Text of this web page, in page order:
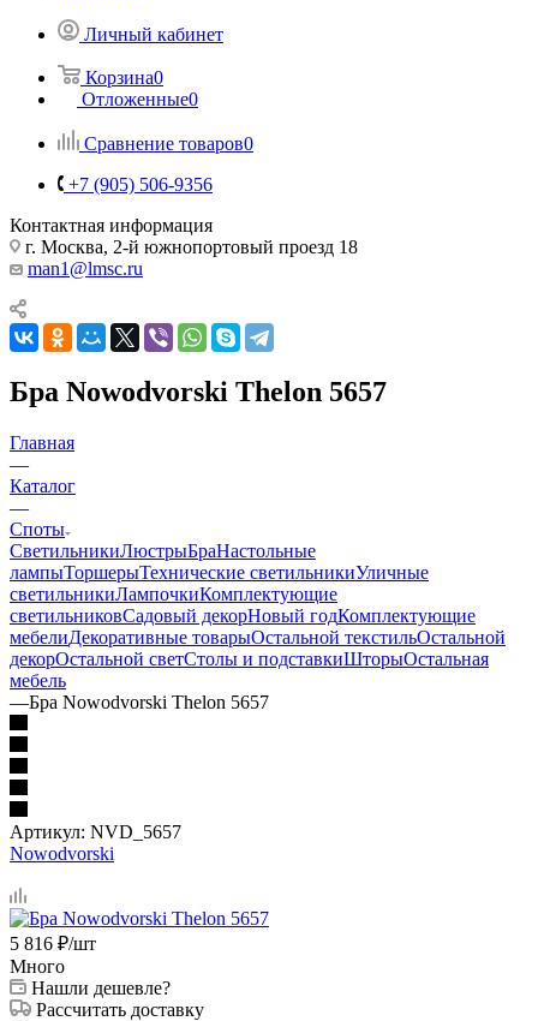
Личный кабинет
Корзина0
Отложенные0
Сравнение товаров0
+7 (905) 506-9356
Контактная информация
г. Москва, 2-й южнопортовый проезд 18
man1@lmsc.ru
Бра Nowodvorski Thelon 5657
Главная
—
Каталог
—
Споты
СветильникиЛюстрыБраНастольные
лампыТоршерыТехнические светильникиУличные
светильникиЛампочкиКомплектующие
светильниковСадовый декорНовый годКомплектующие
мебелиДекоративные товарыОстальной текстильОстальной
декорОстальной светСтолы и подставкиШторыОстальная
мебель
—Бра Nowodvorski Thelon 5657
Артикул: NVD_5657
Nowodvorski
5 816 ₽/шт
Много
Нашли дешевле?
Рассчитать доставку